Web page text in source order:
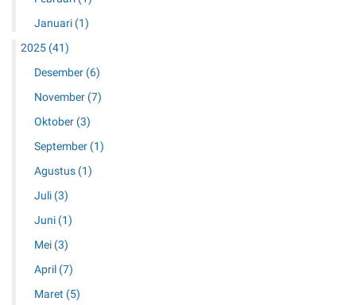
Januari (1)
2025 (41)
Desember (6)
November (7)
Oktober (3)
September (1)
Agustus (1)
Juli (3)
Juni (1)
Mei (3)
April (7)
Maret (5)